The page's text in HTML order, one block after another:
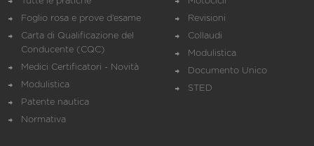
Foglio rosa e prove d’esame
Carta di Qualificazione del
Conducente (CQC)
Medici Certificatori - Novità
Modulistica
Patente nautica
Normativa
Revisioni
Collaudi
Modulistica
Documento Unico
STED